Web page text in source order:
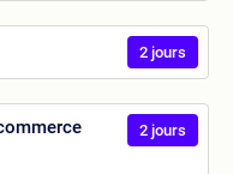
2 jours
2 jours